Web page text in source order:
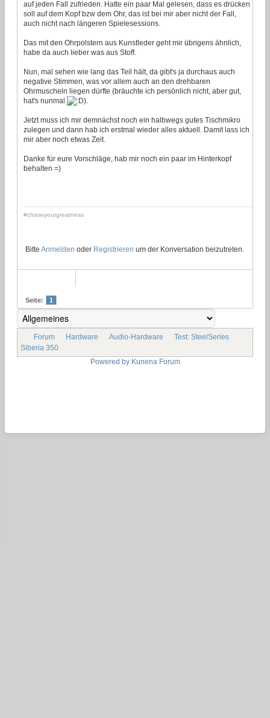
auf jeden Fall zufrieden. Hatte ein paar Mal gelesen, dass es drücken
soll auf dem Kopf bzw dem Ohr, das ist bei mir aber nicht der Fall,
auch nicht nach längeren Spielesessions.
Das mit den Ohrpolstern aus Kunstleder geht mir übrigens ähnlich,
habe da auch lieber was aus Stoff.
Nun, mal sehen wie lang das Teil hält, da gibt's ja durchaus auch
negative Stimmen, was vor allem auch an den drehbaren
Ohrmuscheln liegen dürfte (bräuchte ich persönlich nicht, aber gut,
hat's nunmal
).
Jetzt muss ich mir demnächst noch ein halbwegs gutes Tischmikro
zulegen und dann hab ich erstmal wieder alles aktuell. Damit lass ich
mir aber noch etwas Zeit.
Danke für eure Vorschläge, hab mir noch ein paar im Hinterkopf
behalten =)
#chaseyourgreatness
Bitte Anmelden oder Registrieren um der Konversation beizutreten.
Seite: 1
Forum Hardware Audio-Hardware
Test: SteelSeries
Siberia 350
Powered by Kunena Forum